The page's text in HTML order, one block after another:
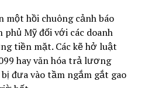
một hồi chuông cảnh báo
Mỹ đối với các doanh
tiền mặt. Các kẽ hở luật
hay văn hóa trả lương
đưa vào tầm ngắm gắt gao